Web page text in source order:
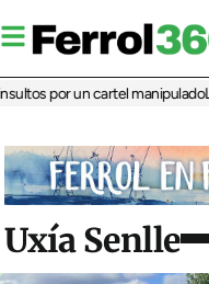
por un cartel manipuladoLa
Uxía Senlle